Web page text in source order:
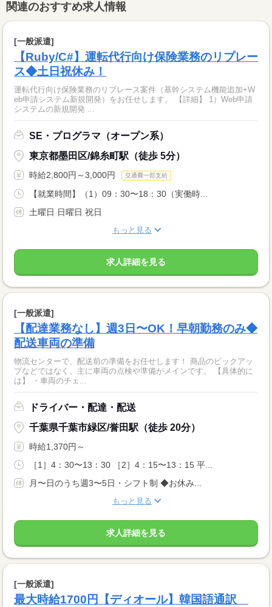
関連のおすすめ求人情報
[一般派遣]
【Ruby/C#】運転代行向け保険業務のリプレー
ス◆土日祝休み！
運転代行向け保険業務のリプレース案件（基幹システム機能追加+W
eb申請システム新規開発）をお任せします。 【詳細】 1）Web申請
システムの新規開発 ...
SE・プログラマ（オープン系）
東京都墨田区/錦糸町駅（徒歩 5分）
時給2,800円～3,000円 交通費一部支給
【就業時間】（1）09：30〜18：30（実働時...
土曜日 日曜日 祝日
もっと見る
求人詳細を見る
[一般派遣]
【配達業務なし】週3日〜OK！早朝勤務のみ◆
配送車両の準備
物流センターで、配送前の準備をお任せします！ 商品のピックアッ
プなどではなく、主に車両の点検や準備がメインです。 【具体的に
は】 ・車両のチェ...
ドライバー・配達・配送
千葉県千葉市緑区/誉田駅（徒歩 20分）
時給1,370円～
［1］4：30〜13：30 ［2］4：15〜13：15 平...
月〜日のうち週3〜5日・シフト制 ◆お休み...
もっと見る
求人詳細を見る
[一般派遣]
最大時給1700円【ディオール】韓国語通訳